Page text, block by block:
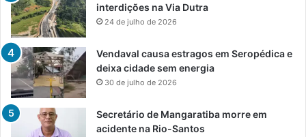
interdições na Via Dutra
24 de julho de 2026
Vendaval causa estragos em Seropédica e
deixa cidade sem energia
30 de julho de 2026
Secretário de Mangaratiba morre em
acidente na Rio-Santos